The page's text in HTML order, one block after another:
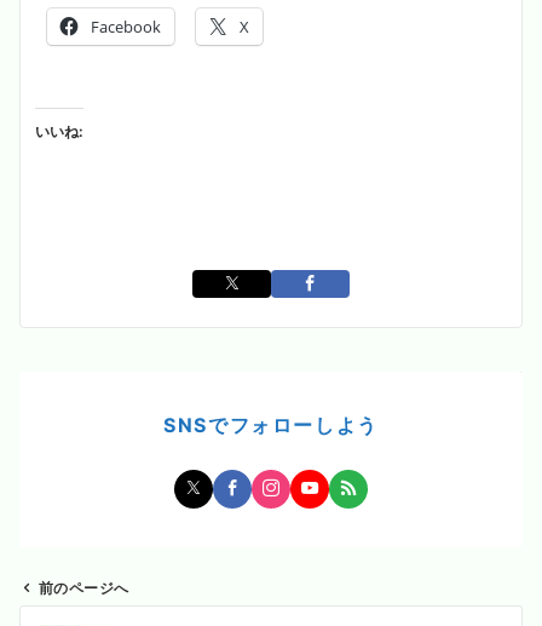
Facebook X
いいね:
SNSでフォローしよう
前のページへ